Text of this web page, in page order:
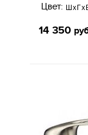
Цвет:
14 350